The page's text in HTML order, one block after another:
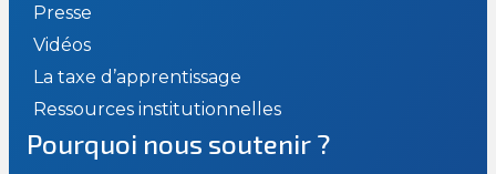
Presse
Vidéos
La taxe d’apprentissage
Ressources institutionnelles
Pourquoi nous soutenir ?